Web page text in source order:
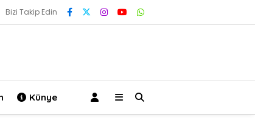
Bizi Takip Edin
Künye